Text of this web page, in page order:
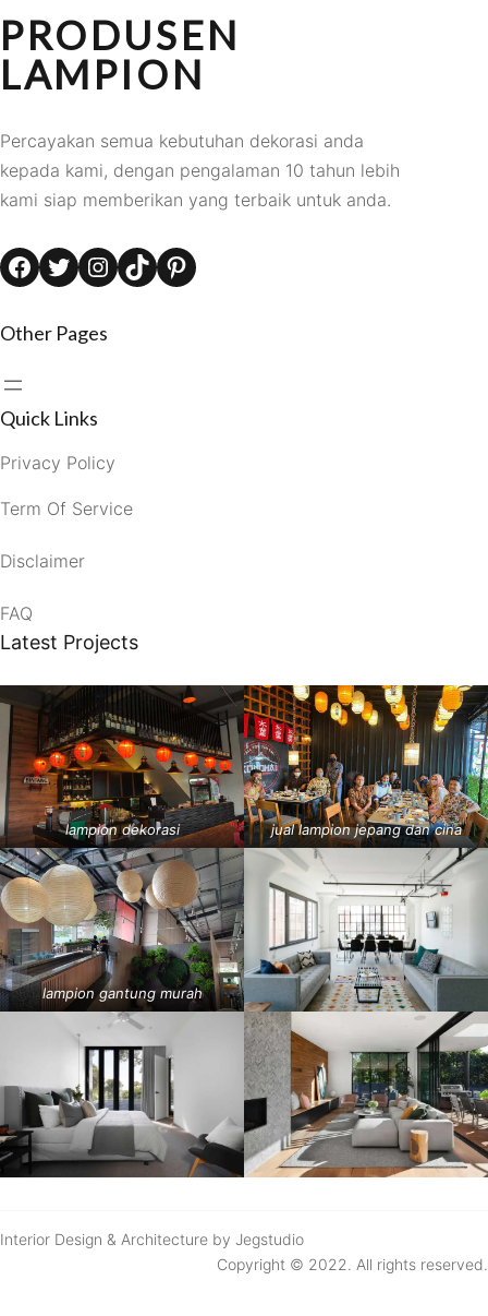
PRODUSEN
LAMPION
Percayakan semua kebutuhan dekorasi anda
kepada kami, dengan pengalaman 10 tahun lebih
kami siap memberikan yang terbaik untuk anda.
Facebook Twitter Instagram TikTok Pinterest
Other Pages
Quick Links
Privacy Policy
Term Of Service
Disclaimer
FAQ
Latest Projects
lampion dekorasi jual lampion jepang dan cina
lampion gantung murah
Interior Design & Architecture by Jegstudio
Copyright © 2022. All rights reserved.